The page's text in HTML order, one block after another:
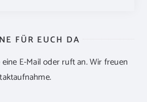
FÜR EUCH DA
E-Mail oder ruft an. Wir freuen